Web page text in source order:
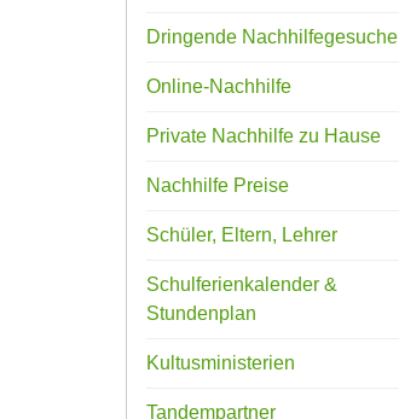
Dringende Nachhilfegesuche
Online-Nachhilfe
Private Nachhilfe zu Hause
Nachhilfe Preise
Schüler, Eltern, Lehrer
Schulferienkalender &
Stundenplan
Kultusministerien
Tandempartner